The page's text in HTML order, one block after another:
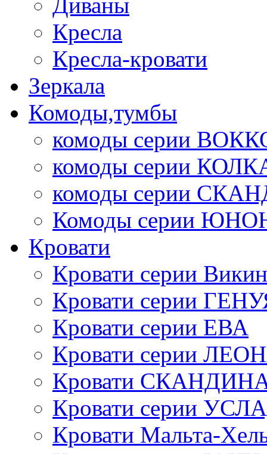
Диваны
Кресла
Кресла-кровати
Зеркала
Комоды,тумбы
комоды серии
комоды серии
комоды серии
Комоды серии
Кровати
Кровати серии
Кровати серии
Кровати серии ЕВА
Кровати серии
Кровати
Кровати серии
Кровати Мальта-